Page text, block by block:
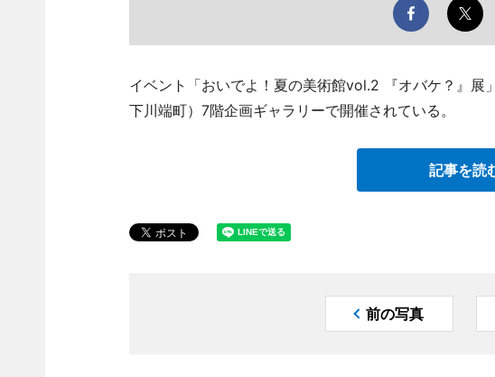
イベント「おいでよ！夏の美術館vol.2 『オバケ？』展
下川端町）7階企画ギャラリーで開催されている。
記事を読
前の写真